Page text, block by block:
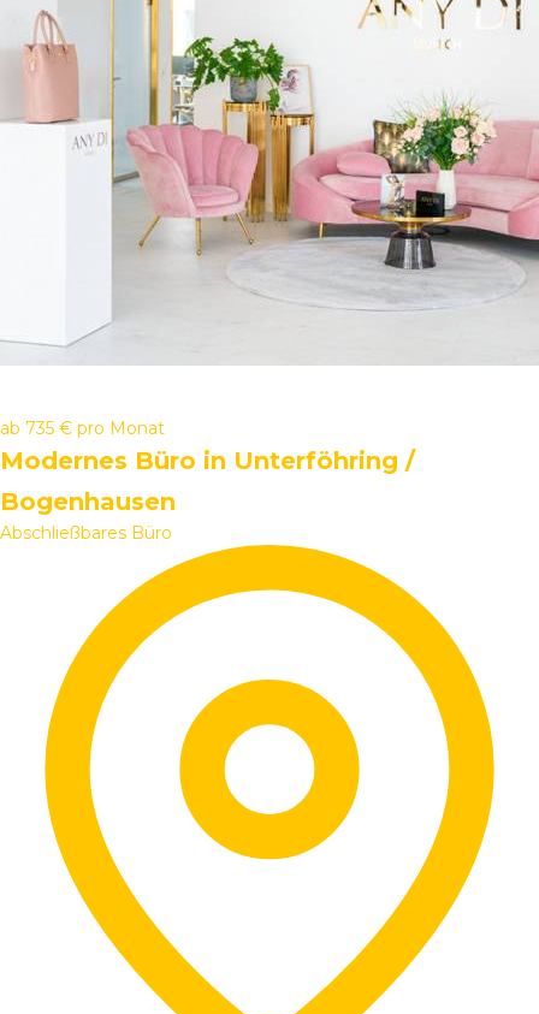
ab 735 € pro Monat
Modernes Büro in Unterföhring /
Bogenhausen
Abschließbares Büro